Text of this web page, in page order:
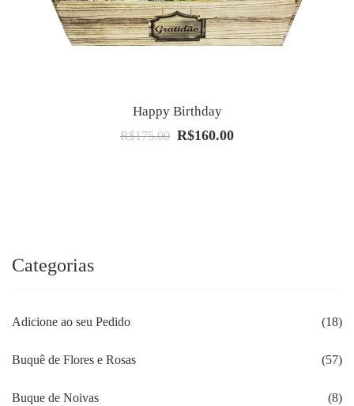
Happy Birthday
R$175.00 O
R$160.00O
Categorias
Adicione ao seu Pedido (18)
Buquê de Flores e Rosas (57)
Buque de Noivas (8)